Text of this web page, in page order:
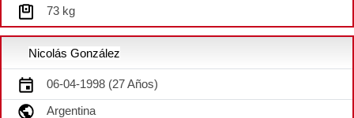
73 kg
Nicolás González
06-04-1998 (27 Años)
Argentina